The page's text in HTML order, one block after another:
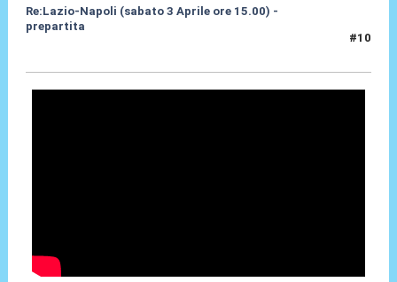
Re:Lazio-Napoli (sabato 3 Aprile ore 15.00) -
prepartita
#10